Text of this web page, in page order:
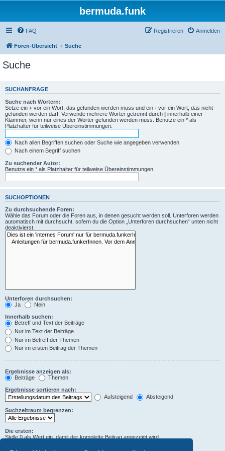
bermuda.funk
FAQ Anmelden
Registrieren
Foren-Übersicht Suche
Suche
SUCHANFRAGE
Suche nach Wörtern:
Setze ein + vor ein Wort, das gefunden werden muss und ein - vor ein Wort, das nicht
gefunden werden darf. Verwende mehrere Wörter getrennt durch | innerhalb einer
Klammer, wenn nur eines der Wörter gefunden werden muss. Benutze ein * als
Platzhalter für teilweise Übereinstimmungen.
Nach allen Begriffen suchen oder Suche wie angegeben verwenden
Nach einem Begriff suchen
Zu suchender Autor:
Benutze ein * als Platzhalter für teilweise Übereinstimmungen.
SUCHOPTIONEN
Zu durchsuchende Foren:
Wähle das Forum oder die Foren aus, in denen gesucht werden soll. Unterforen werden
automatisch mit durchsucht, sofern du die Option „Unterforen durchsuchen“ unten nicht
deaktivierst.
Unterforen durchsuchen:
Ja
Nein
Innerhalb suchen:
Betreff und Text der Beiträge
Nur im Text der Beiträge
Nur im Betreff der Themen
Nur im ersten Beitrag der Themen
Ergebnisse anzeigen als:
Beiträge
Themen
Ergebnisse sortieren nach:
Aufsteigend
Absteigend
Suchzeitraum begrenzen:
Die ersten:
Stelle 0 als Wert ein, damit der komplette Beitrag angezeigt wird.